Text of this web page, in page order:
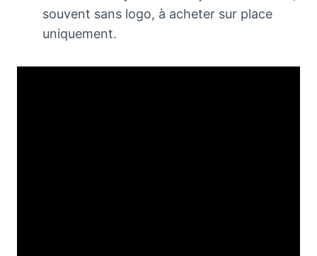
souvent sans logo, à acheter sur place
uniquement.